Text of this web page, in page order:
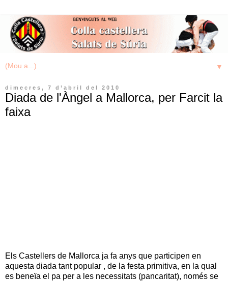
▼
dimecres, 7 d’abril del 2010
Diada de l'Àngel a Mallorca, per Farcit la
faixa
Els Castellers de Mallorca ja fa anys que participen en
aquesta diada tant popular , de la festa primitiva, en la qual
es beneïa el pa per a les necessitats (pancaritat), només se